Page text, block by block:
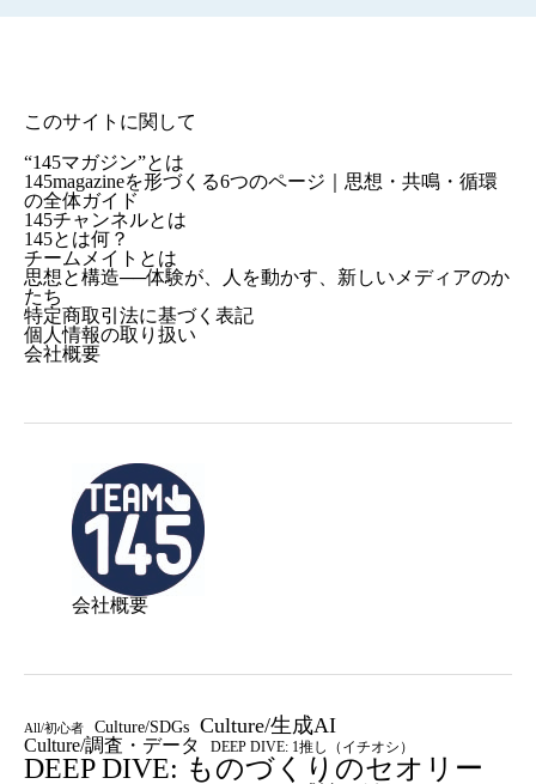
このサイトに関して
“145マガジン”とは
145magazineを形づくる6つのページ｜思想・共鳴・循環
の全体ガイド
145チャンネルとは
145とは何？
チームメイトとは
思想と構造──体験が、人を動かす、新しいメディアのか
たち
特定商取引法に基づく表記
個人情報の取り扱い
会社概要
会社概要
All/初心者 Culture/SDGs Culture/生成AI
Culture/調査・データ DEEP DIVE: 1推し（イチオシ）
DEEP DIVE: ものづくりのセオリー